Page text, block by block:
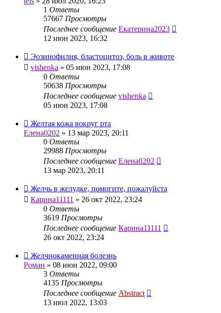
1 Ответы
57667 Просмотры
Последнее сообщение Екатерина2023
12 июн 2023, 16:32
Эозинофилия, бластоцитоз, боль в животе
vishenka » 05 июн 2023, 17:08
0 Ответы
50638 Просмотры
Последнее сообщение vishenka
05 июн 2023, 17:08
Желтая кожа вокруг рта
Елена0202 » 13 мар 2023, 20:11
0 Ответы
29988 Просмотры
Последнее сообщение Елена0202
13 мар 2023, 20:11
Желчь в желудке, помогите, пожалуйста
Карина11111 » 26 окт 2022, 23:24
0 Ответы
3619 Просмотры
Последнее сообщение Карина11111
26 окт 2022, 23:24
Желчнокаменная болезнь
Роман » 08 июн 2022, 09:00
3 Ответы
4135 Просмотры
Последнее сообщение Abstract
13 июл 2022, 13:03